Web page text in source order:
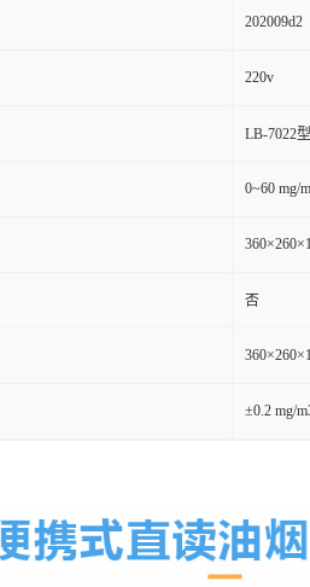
202009d2
220v
LB-7022型
0~60 mg/
否
±0.2 mg/